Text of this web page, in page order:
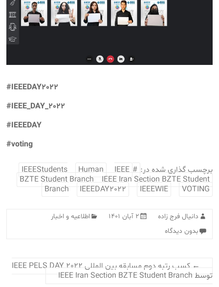
#IEEEDAY2022
#IEEE_DAY_2022
#IEEEDAY
#voting
برچسب گذاری شده در: #IEEEStudents
Human
IEEE
BZTE Student Branch
IEEE Iran Section BZTE Student
Branch
IEEEDAY2022 IEEEWIE VOTING
دانیال فرج زاده ۲ آبان ۱۴۰۱
اطلاعیه و اخبار
بدون دیدگاه
←
کسب رتبه دوم مسابقه بین المللی IEEE PELS DAY 2022
توسط IEEE Iran Section BZTE Student Branch